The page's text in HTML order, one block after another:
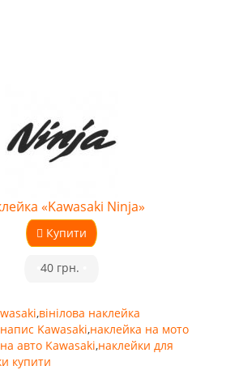
«Kawasaki Ninja»
Купити
40 грн.
,вінілова наклейка
Kawasaki,наклейка на мото
авто Kawasaki,наклейки для
купити